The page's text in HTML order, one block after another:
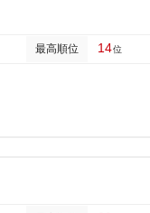
最高順位 14位